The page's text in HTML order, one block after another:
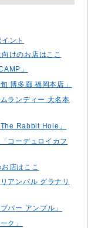
ント
けのお店はここ
」
博多廊 福岡本店」
ランディー 大名本
Rabbit Hole」
コーデュロイカフ
店はここ
アンバル グラナリ
バー アンプル」
ク」